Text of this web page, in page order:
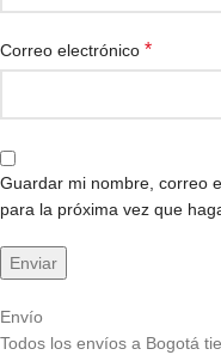
Correo electrónico *
Guardar mi nombre, correo
para la próxima vez que
Envío
Todos los envíos a Bogotá